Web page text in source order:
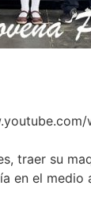
traer su
en el